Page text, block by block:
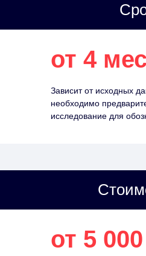
от 4
Зависит от исходных
необходимо
исследование для
от 5